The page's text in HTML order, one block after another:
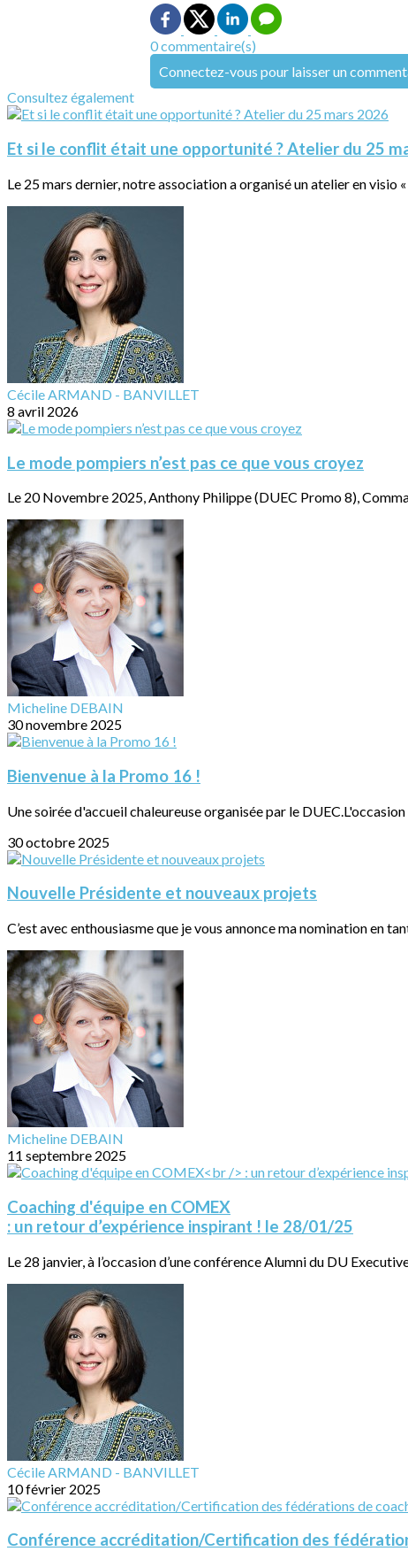
0 commentaire(s)
Connectez-vous pour laisser un
Consultez également
Et si le conflit était une opportunité ? Atelier du 25
Le 25 mars dernier, notre association a organisé un atelier en visio
Cécile ARMAND - BANVILLET
8 avril 2026
Le mode pompiers n’est pas ce que vous croyez
Le 20 Novembre 2025, Anthony Philippe (DUEC Promo 8),
Micheline DEBAIN
30 novembre 2025
Bienvenue à la Promo 16 !
Une soirée d'accueil chaleureuse organisée par le DUEC.L'occasion
30 octobre 2025
Nouvelle Présidente et nouveaux projets
C’est avec enthousiasme que je vous annonce ma nomination en
Micheline DEBAIN
11 septembre 2025
Coaching d'équipe en COMEX
: un retour d’expérience inspirant ! le 28/01/25
Le 28 janvier, à l’occasion d’une conférence Alumni du DU
Cécile ARMAND - BANVILLET
10 février 2025
Conférence accréditation/Certification des